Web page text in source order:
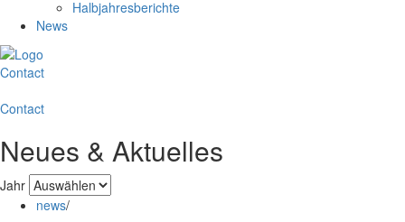
Halbjahresberichte
News
Contact
Contact
Neues & Aktuelles
Jahr
news/